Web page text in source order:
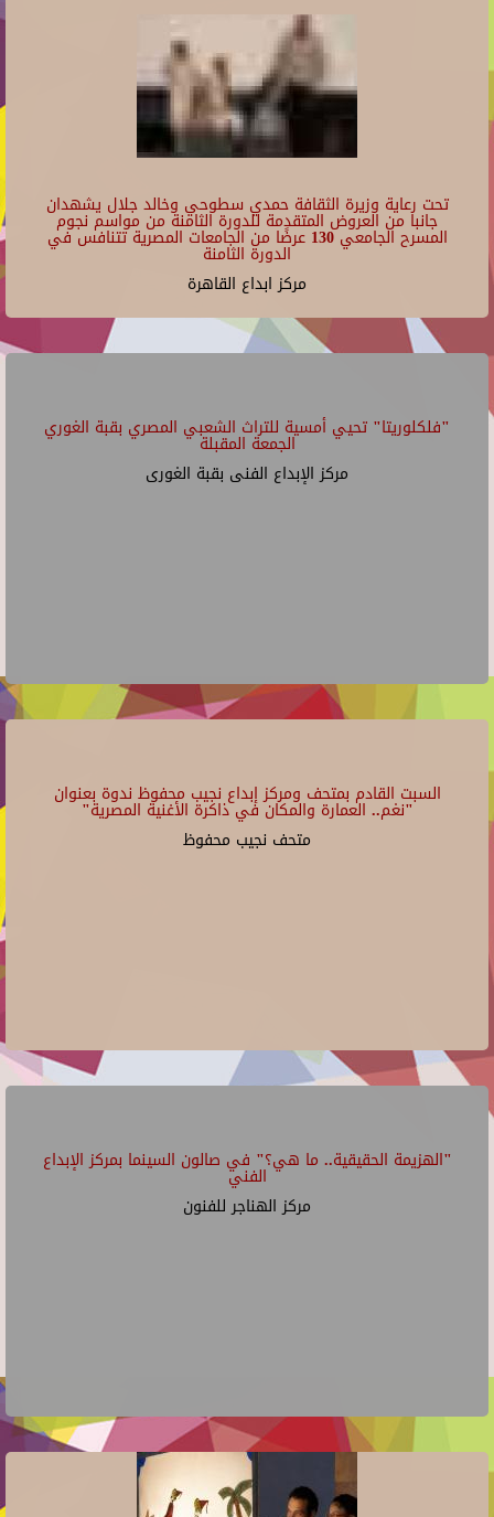
تحت رعاية وزيرة الثقافة حمدي سطوحي وخالد جلال يشهدان
جانبا من العروض المتقدمة للدورة الثامنة من مواسم نجوم
المسرح الجامعي 130 عرضًا من الجامعات المصرية تتنافس في
الدورة الثامنة
مركز ابداع القاهرة
"فلكلوريتا" تحيي أمسية للتراث الشعبي المصري بقبة الغوري
الجمعة المقبلة
مركز الإبداع الفنى بقبة الغورى
السبت القادم بمتحف ومركز إبداع نجيب محفوظ ندوة بعنوان
"نغم.. العمارة والمكان في ذاكرة الأغنية المصرية"
متحف نجيب محفوظ
"الهزيمة الحقيقية.. ما هي؟" في صالون السينما بمركز الإبداع
الفني
مركز الهناجر للفنون